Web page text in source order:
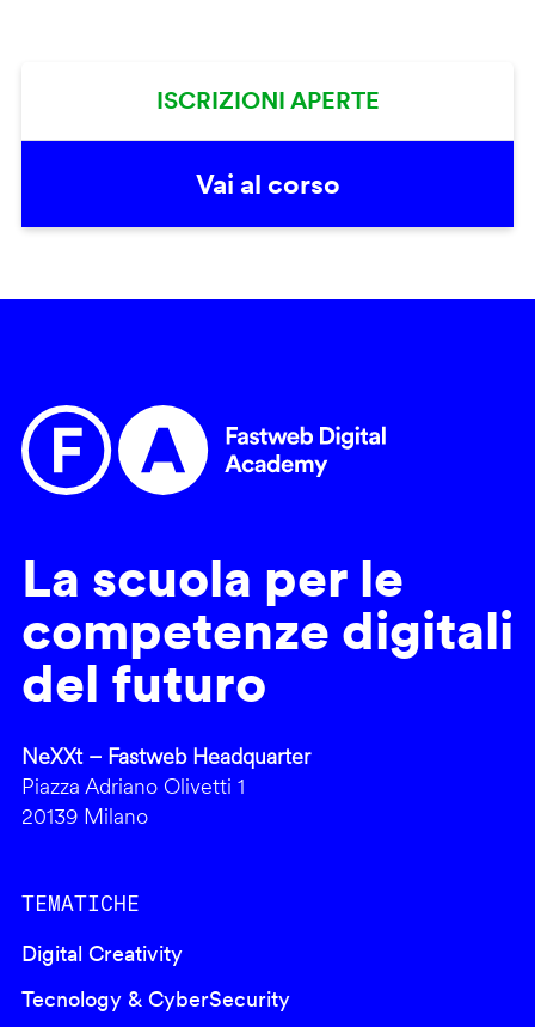
ISCRIZIONI APERTE
Vai al corso
La scuola per le
competenze digitali
del futuro
NeXXt – Fastweb Headquarter
Piazza Adriano Olivetti 1
20139 Milano
TEMATICHE
Digital Creativity
Tecnology & CyberSecurity